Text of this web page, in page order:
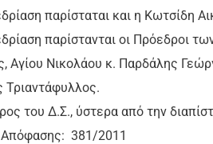
παρίσταται και η Κωτσίδη
παρίστανται οι Πρόεδροι
Αγίου Νικολάου κ. Παρδάλης
του Δ.Σ., ύστερα από την
Απόφασης: 381/2011